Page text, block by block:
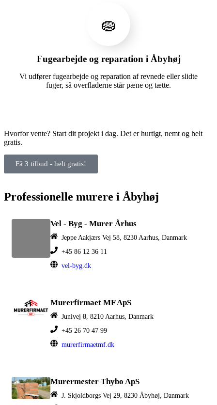
🧽
Fugearbejde og reparation i Åbyhøj
Vi udfører fugearbejde og reparation af revnede eller slidte
fuger, så overfladerne står pæne og tætte.
Hvorfor vente? Start dit projekt i dag. Det er hurtigt, nemt og helt
gratis.
Få 3 tilbud - helt gratis!
Professionelle murere i Åbyhøj
Vel - Byg - Murer Århus
Jeppe Aakjærs Vej 58, 8230 Aarhus, Danmark
+45 86 12 36 11
vel-byg.dk
Murerfirmaet MF ApS
Junivej 8, 8210 Aarhus, Danmark
+45 26 70 47 99
murerfirmaetmf.dk
Murermester Thybo ApS
J. Skjoldborgs Vej 29, 8230 Åbyhøj, Danmark